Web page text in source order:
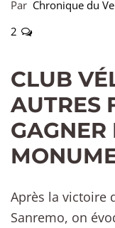
Par Chronique du
2
CLUB
AUTRES
GAGNER
Après la victoire
Sanremo, on